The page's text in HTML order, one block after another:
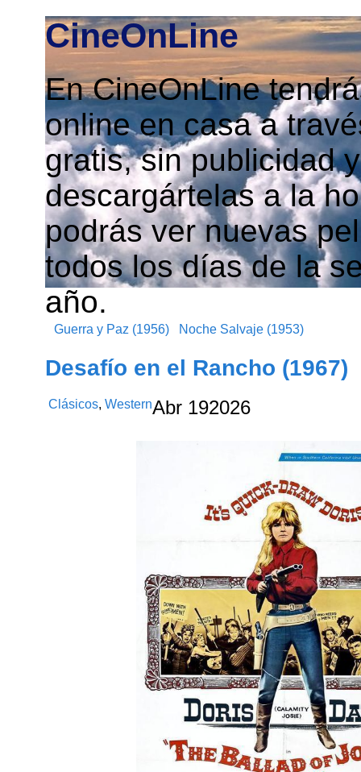
CineOnLine
En CineOnLine
online en casa a
gratis, sin publicidad
descargártelas a la
podrás ver nuevas
todos los días de la
año.
Guerra y Paz (1956) Noche Salvaje (1953)
Desafío en el Rancho (1967)
Clásicos,WesternAbr 192026